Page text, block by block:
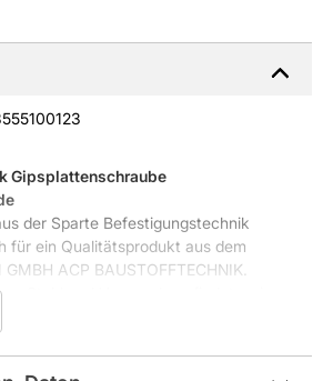
Gipsplattenschraube
der Sparte Befestigungstechnik
für ein Qualitätsprodukt aus dem
ACP BAUSTOFFTECHNIK.
Stahl und Verwendung findet es im
man es etwa in Rohbauten nutzen.
Schwarz gehalten.
Gipsplattenschraube, geölt,